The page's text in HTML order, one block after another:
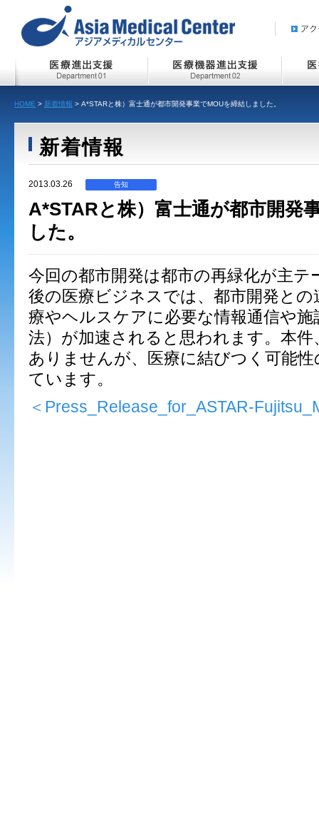
HOME > 新着情報 > A*STARと株）富士通が都市開発事業でMOUを締結しました。
新着情報
2013.03.26 告知
A*STARと株）富士通が都市開発
した。
今回の都市開発は都市の再緑化が主
後の医療ビジネスでは、都市開発と
療やヘルスケアに必要な情報通信や
法）が加速されると思われます。本
ありませんが、医療に結びつく可能
ています。
＜Press_Release_for_ASTAR-